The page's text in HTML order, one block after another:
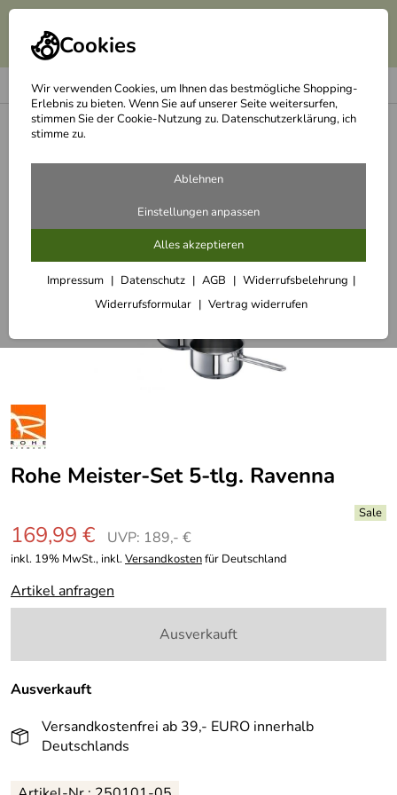
Cookies
Wir verwenden Cookies, um Ihnen das bestmögliche Shopping-
Erlebnis zu bieten. Wenn Sie auf unserer Seite weitersurfen,
stimmen Sie der Cookie-Nutzung zu. Datenschutzerklärung, ich
stimme zu.
Ablehnen
Einstellungen anpassen
Alles akzeptieren
Impressum Datenschutz AGB
Widerrufsbelehrung
Widerrufsformular
Vertrag widerrufen
Topfsets
Rohe Meister-Set 5-tlg. Ravenna
169,99 € UVP: 189,- €
inkl. 19% MwSt., inkl.Versandkostenfür Deutschland
Artikel anfragen
Ausverkauft
Ausverkauft
Versandkostenfrei ab 39,- EURO innerhalb
Deutschlands